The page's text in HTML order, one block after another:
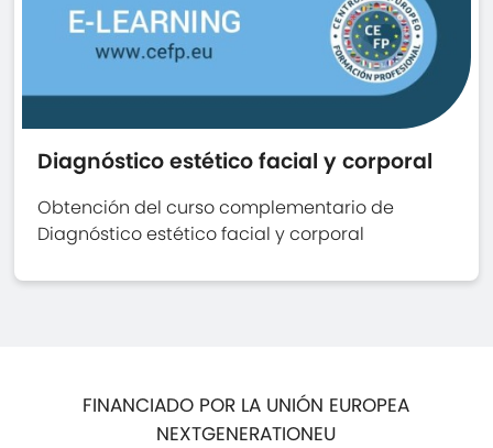
Diagnóstico estético facial y corporal
Obtención del curso complementario de
Diagnóstico estético facial y corporal
FINANCIADO POR LA UNIÓN EUROPEA
NEXTGENERATIONEU